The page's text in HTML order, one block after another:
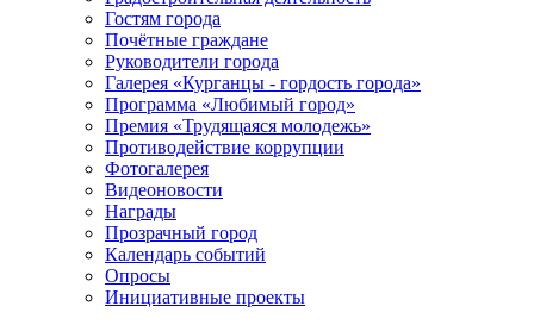
Гостям города
Почётные граждане
Руководители города
Галерея «Курганцы - гордость города»
Программа «Любимый город»
Премия «Трудящаяся молодежь»
Противодействие коррупции
Фотогалерея
Видеоновости
Награды
Прозрачный город
Календарь событий
Опросы
Инициативные проекты